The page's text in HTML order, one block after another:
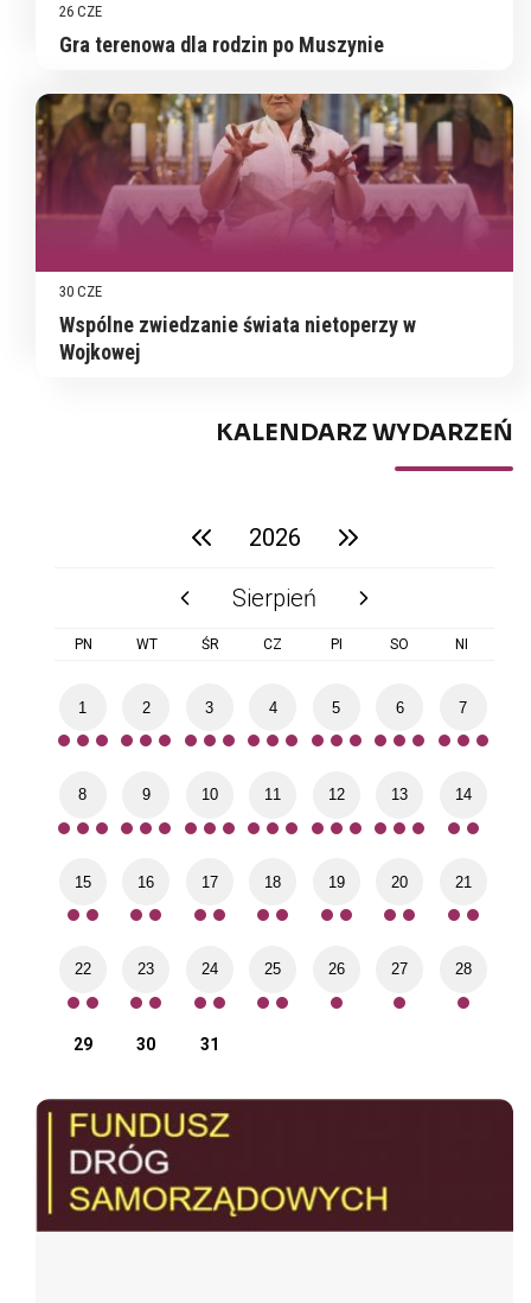
26 CZE
Gra terenowa dla rodzin po Muszynie
30 CZE
Wspólne zwiedzanie świata nietoperzy w
Wojkowej
KALENDARZ WYDARZEŃ
poprzedni rok
2026 następny rok
poprzedni miesiąc
Sierpień następny miesiąc
PN WT ŚR CZ PI SO NI
1 2 3 4 5 6 7
8 9 10 11 12 13 14
15 16 17 18 19 20 21
22 23 24 25 26 27 28
29 30 31
Fundusz Dróg Samorządowych